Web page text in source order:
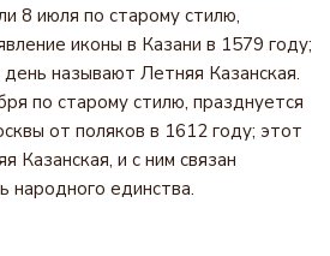
8 июля по старому стилю,
иконы в Казани в 1579 году;
называют Летняя Казанская.
по старому стилю, празднуется
от поляков в 1612 году; этот
Казанская, и с ним связан
народного единства.